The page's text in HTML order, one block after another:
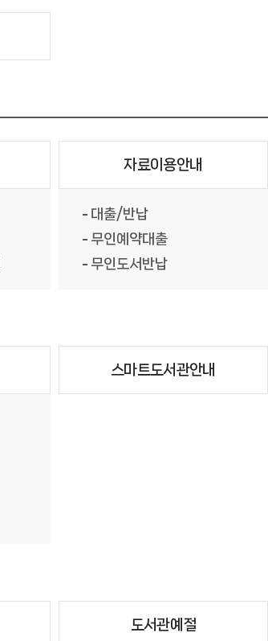
자료이용안내
대출/반납
무인예약대출
무인도서반납
스마트도서관안내
도서관예절